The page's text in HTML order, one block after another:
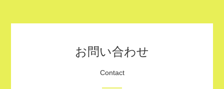
お問い合わせ
Contact